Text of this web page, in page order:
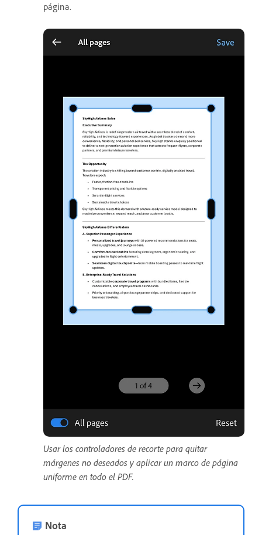
página.
Usar los controladores de recorte para quitar
márgenes no deseados y aplicar un marco de página
uniforme en todo el PDF.
Nota